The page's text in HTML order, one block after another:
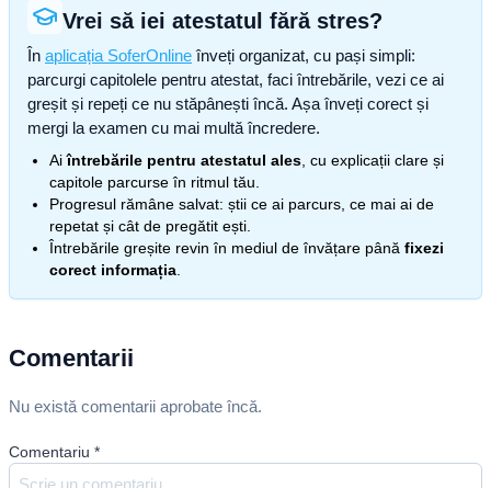
Vrei să iei atestatul fără stres?
În aplicația SoferOnline înveți organizat, cu pași simpli:
parcurgi capitolele pentru atestat, faci întrebările, vezi ce ai
greșit și repeți ce nu stăpânești încă. Așa înveți corect și
mergi la examen cu mai multă încredere.
Aiîntrebările pentru atestatul ales , cu explicații clare și
capitole parcurse în ritmul tău.
Progresul rămâne salvat: știi ce ai parcurs, ce mai ai de
repetat și cât de pregătit ești.
Întrebările greșite revin în mediul de învățare până fixezi
corect informația
Comentarii
Nu există comentarii aprobate încă.
Comentariu *